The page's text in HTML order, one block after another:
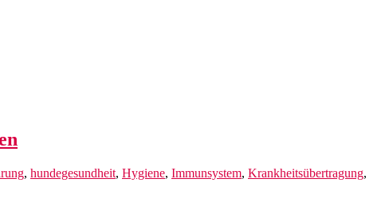
, hundegesundheit, Hygiene, Immunsystem, Krankheitsübertragung,